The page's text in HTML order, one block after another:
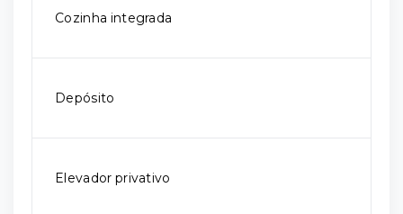
Cozinha integrada
Depósito
Elevador privativo